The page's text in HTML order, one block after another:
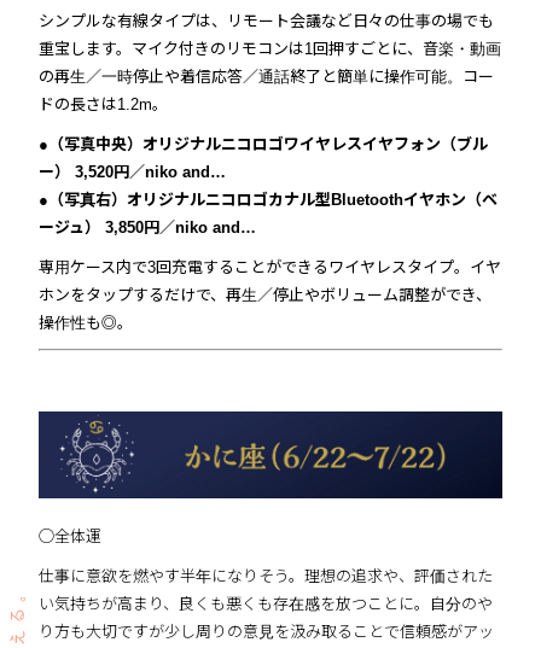
シンプルな有線タイプは、リモート会議など日々の仕事の場でも
重宝します。マイク付きのリモコンは1回押すごとに、音楽・動画
の再生／一時停止や着信応答／通話終了と簡単に操作可能。コー
ドの長さは1.2m。
●（写真中央）オリジナルニコロゴワイヤレスイヤフォン（ブル
ー） 3,520円／niko and…
●（写真右）オリジナルニコロゴカナル型Bluetoothイヤホン（ベ
ージュ） 3,850円／niko and…
専用ケース内で3回充電することができるワイヤレスタイプ。イヤ
ホンをタップするだけで、再生／停止やボリューム調整ができ、
操作性も◎。
◯全体運
仕事に意欲を燃やす半年になりそう。理想の追求や、評価された
い気持ちが高まり、良くも悪くも存在感を放つことに。自分のや
り方も大切ですが少し周りの意見を汲み取ることで信頼感がアッ